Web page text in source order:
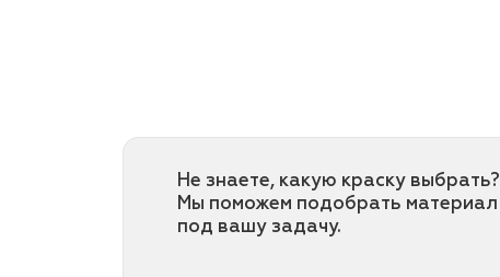
Не знаете, какую краску выбрать?
Мы поможем подобрать материал
под вашу задачу.